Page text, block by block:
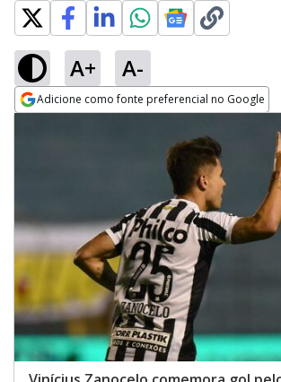
A+ A-
Adicione como fonte preferencial no Google